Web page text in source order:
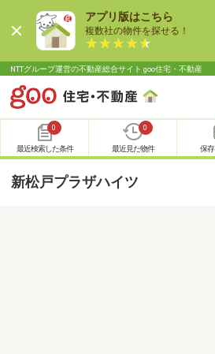
アプリ版はこちら
複数社の物件を探せる！
NTTグループ運営の不動産総合サイト goo住宅・不動産
0
最近検索した条件
0
最近見た物件 保
新松戸プラザハイツ